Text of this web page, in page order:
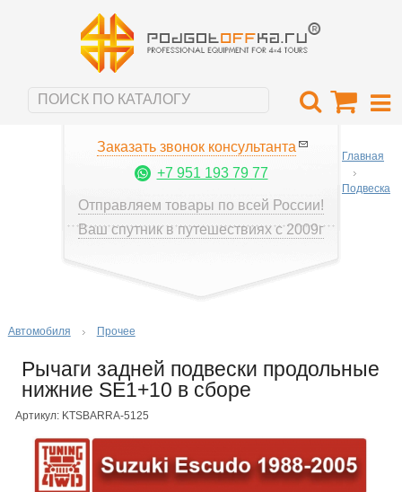
Заказать звонок консультанта
+7 951 193 79 77
Отправляем товары по всей России!
Ваш спутник в путешествиях с 2009г
Главная
Подвеска
Автомобиля Прочее
Рычаги задней подвески продольные
нижние SE1+10 в сборе
Артикул: KTSBARRA-5125